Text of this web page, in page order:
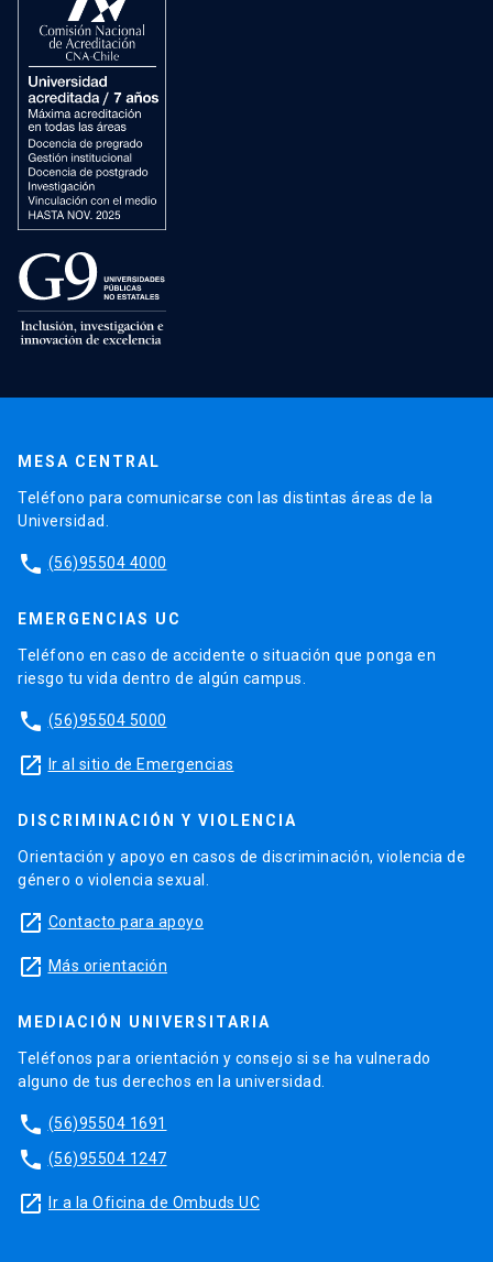
MESA CENTRAL
Teléfono para comunicarse con las distintas áreas de la
Universidad.
phone (56)95504 4000
EMERGENCIAS UC
Teléfono en caso de accidente o situación que ponga en
riesgo tu vida dentro de algún campus.
phone (56)95504 5000
launch Ir al sitio de Emergencias
DISCRIMINACIÓN Y VIOLENCIA
Orientación y apoyo en casos de discriminación, violencia de
género o violencia sexual.
launch Contacto para apoyo
launch Más orientación
MEDIACIÓN UNIVERSITARIA
Teléfonos para orientación y consejo si se ha vulnerado
alguno de tus derechos en la universidad.
phone (56)95504 1691
phone (56)95504 1247
launch Ir a la Oficina de Ombuds UC